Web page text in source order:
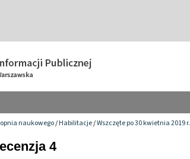
naukowego/Habilitacje/Wszczęte po 30 kwietnia 2019 r.
4